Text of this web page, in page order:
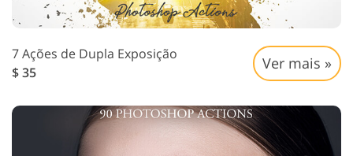
7 Ações de Dupla Exposição
$ 35
Ver mais »